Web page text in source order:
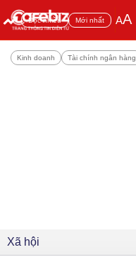
Đọc nhiều Mới nhất AA
Kinh doanh Tài chính ngân hàng
Xã hội